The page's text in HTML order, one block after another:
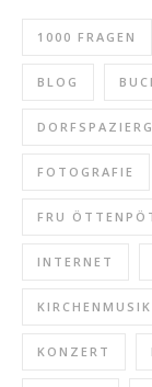
1000 FRAGEN
BLOG
FOTOGRAFIE
FRU
INTERNET
KIRCHENMUSIK
KONZERT